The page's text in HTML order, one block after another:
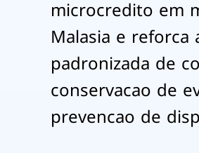
microcredito em
Malasia e reforca
padronizada de
conservacao de
prevencao de